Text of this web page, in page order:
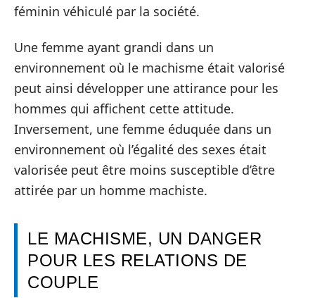
féminin véhiculé par la société.
Une femme ayant grandi dans un
environnement où le machisme était valorisé
peut ainsi développer une attirance pour les
hommes qui affichent cette attitude.
Inversement, une femme éduquée dans un
environnement où l’égalité des sexes était
valorisée peut être moins susceptible d’être
attirée par un homme machiste.
LE MACHISME, UN DANGER
POUR LES RELATIONS DE
COUPLE